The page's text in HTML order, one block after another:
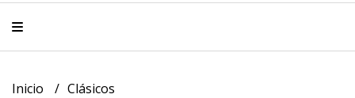
Inicio Clásicos